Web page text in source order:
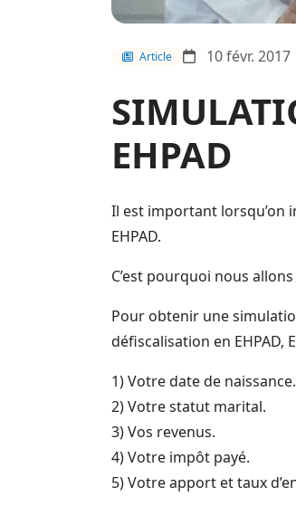
Article 10 févr. 2017
EHPAD
Il est important lorsqu’on
EHPAD.
C’est pourquoi nous
Pour obtenir une
défiscalisation en EHPAD,
1) Votre date de naissance.
2) Votre statut marital.
3) Vos revenus.
4) Votre impôt payé.
5) Votre apport et taux